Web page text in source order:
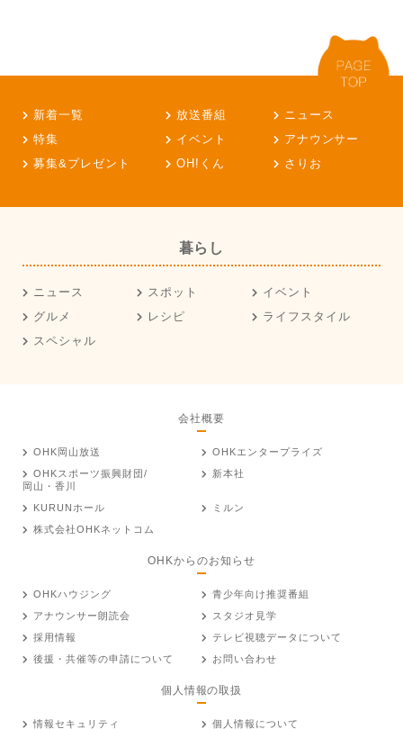
新着一覧 放送番組
ニュース
特集
イベント
アナウンサー
募集&プレゼント
OH!くん さりお
暮らし
ニュース スポット
イベント
グルメ
レシピ
ライフスタイル
スペシャル
会社概要
OHK岡山放送
OHKエンタープライズ
OHKスポーツ振興財団/
岡山・香川
新本社
KURUNホール
ミルン
株式会社OHKネットコム
OHKからのお知らせ
OHKハウジング
青少年向け推奨番組
アナウンサー朗読会
スタジオ見学
採用情報
テレビ視聴データについて
後援・共催等の申請について
お問い合わせ
個人情報の取扱
情報セキュリティ 個人情報について